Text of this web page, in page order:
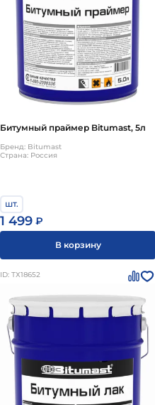
Битумный праймер Bitumast, 5л
Бренд: Bitumast
Страна: Россия
шт.
1 499 ₽
В корзину
ID: ТХ18652